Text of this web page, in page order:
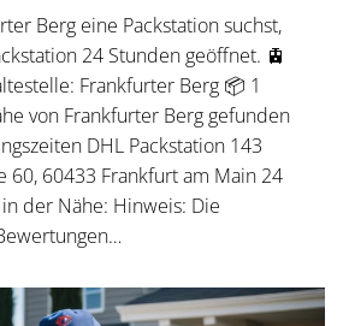
Berg eine Packstation suchst,
24 Stunden geöffnet. 🚊
Frankfurter Berg 📦 1
von Frankfurter Berg gefunden
DHL Packstation 143
60, 60433 Frankfurt am Main 24
der Nähe: Hinweis: Die